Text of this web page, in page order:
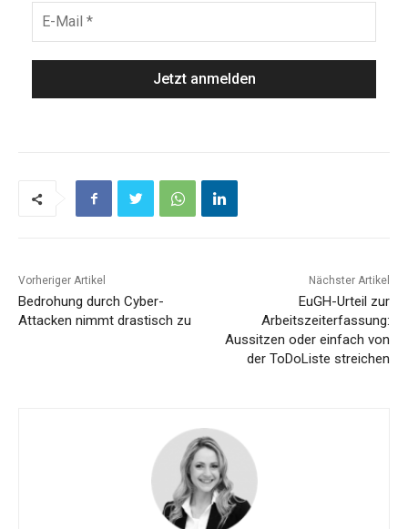
Vorheriger Artikel
Bedrohung durch Cyber-
Attacken nimmt drastisch zu
Nächster Artikel
EuGH-Urteil zur
Arbeitszeiterfassung:
Aussitzen oder einfach von
der ToDoListe streichen